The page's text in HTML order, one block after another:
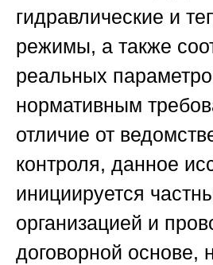
гидравлические и
режимы, а также
реальных
нормативным
отличие от
контроля, данное
инициируется
организацией и
договорной основе,